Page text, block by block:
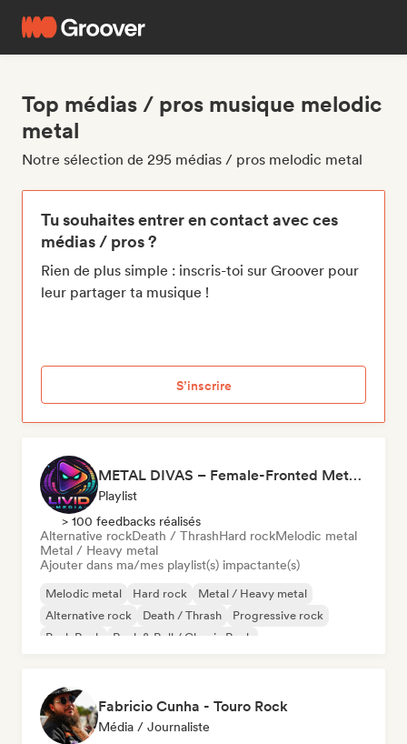
Top médias / pros musique melodic
metal
Notre sélection de 295 médias / pros melodic metal
Tu souhaites entrer en contact avec ces
médias / pros ?
Rien de plus simple : inscris-toi sur Groover pour
leur partager ta musique !
S’inscrire
METAL DIVAS – Female-Fronted Metal & Hard Rock (by Livid Media)
Playlist
> 100 feedbacks réalisés
Alternative rockDeath / ThrashHard rockMelodic metal
Metal / Heavy metal
Ajouter dans ma/mes playlist(s) impactante(s)
Melodic metal Hard rock
Metal / Heavy metal
Alternative rock
Death / Thrash
Progressive rock
Punk Rock
Rock & Roll / Classic Rock
Fabricio Cunha - Touro Rock
Média / Journaliste